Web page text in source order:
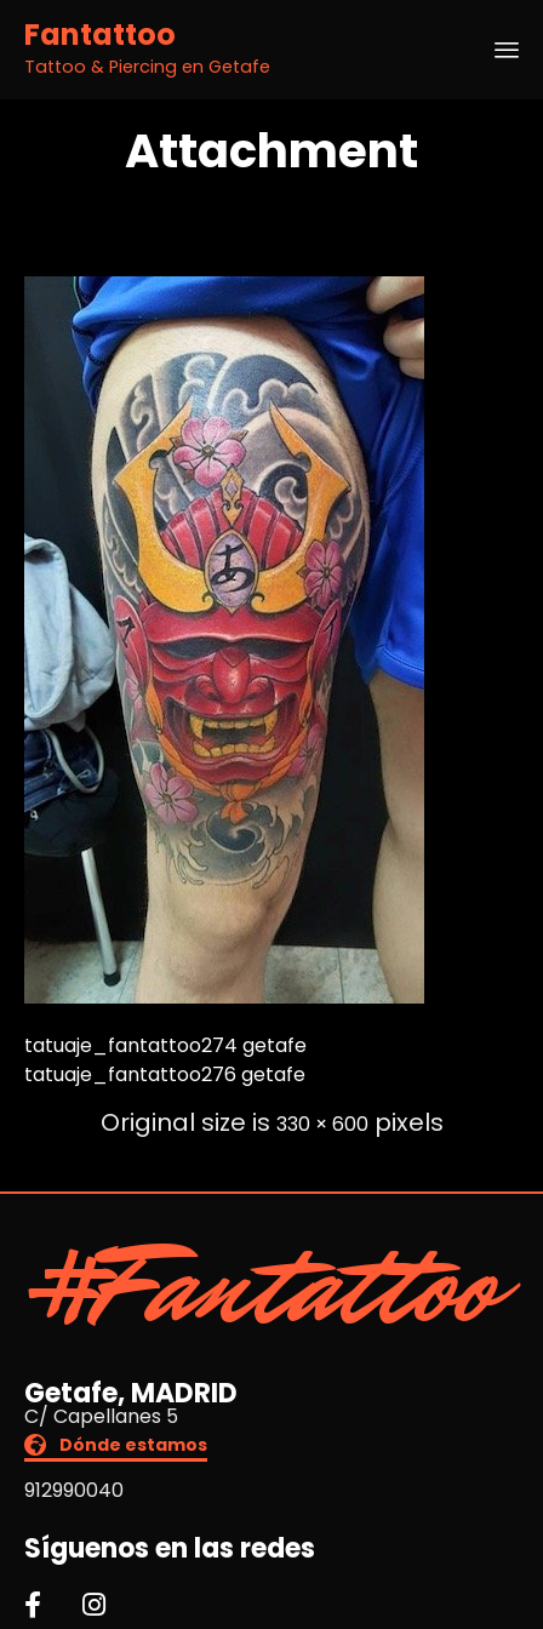
Fantattoo
Tattoo & Piercing en Getafe
Attachment
tatuaje_fantattoo274 getafe
tatuaje_fantattoo276 getafe
Original size is 330 × 600pixels
#Fantattoo
Getafe, MADRID
C/ Capellanes 5
Dónde estamos
912990040
Síguenos en las redes